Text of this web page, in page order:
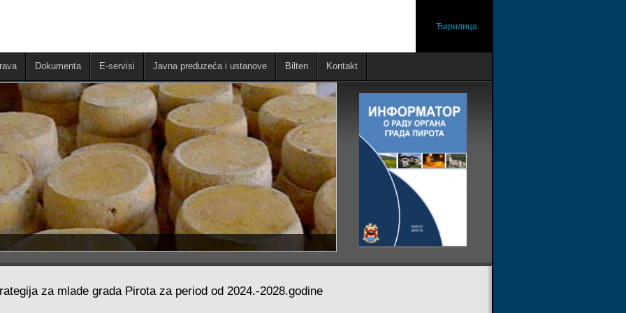
Ћирилица
Dokumenta E-servisi Javna preduzeća i ustanove Bilten Kontakt
za mlade grada Pirota za period od 2024.-2028.godine